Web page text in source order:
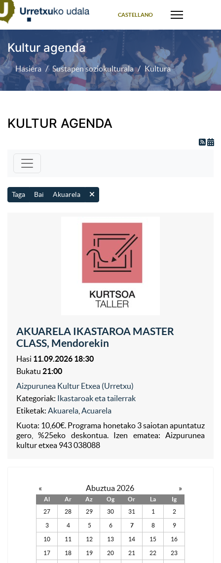
CASTELLANO
Kultur agenda
Hasiera Sustapen soziokulturala Kultura
KULTUR AGENDA
Taga Bai Akuarela
AKUARELA IKASTAROA MASTER
CLASS, Mendorekin
Hasi 11.09.2026 18:30
Bukatu 21:00
Aizpurunea Kultur Etxea (Urretxu)
Kategoriak: Ikastaroak eta tailerrak
Etiketak: Akuarela Acuarela
Kuota: 10,60€. Programa honetako 3 saiotan apuntatuz
gero, %25eko deskontua. Izen ematea: Aizpurunea
kultur etxea 943 038088
« Abuztua 2026 »
Al Ar Az Og Or La
Ig
27
28 29 30 31 1 2
3 4 5 6 7 8 9
10 11 12 13 14 15 16
17 18 19 20 21 22 23